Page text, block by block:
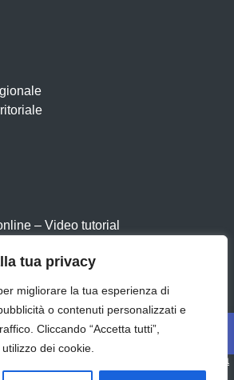
tua privacy
migliorare la tua esperienza di
o contenuti personalizzati e
Cliccando “Accetta tutti”,
dei cookie.
– Video tutorial
Albo online
di accessibilità
FeedbackNote legali
UNINETTUNO
Idea e progetto di Designers Italia